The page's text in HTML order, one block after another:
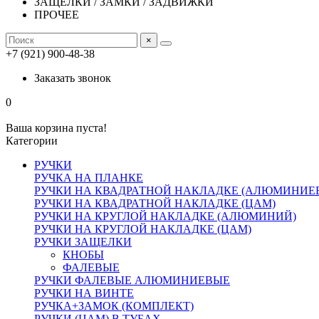
ПРОЧЕЕ
×
+7 (921) 900-48-38
Заказать звонок
0
Ваша корзина пуста!
Категории
РУЧКИ
РУЧКА НА ПЛАНКЕ
РУЧКИ НА КВАДРАТНОЙ НАКЛАДКЕ
РУЧКИ НА КВАДРАТНОЙ НАКЛАДКЕ (ЦАМ)
РУЧКИ НА КРУГЛОЙ НАКЛАДКЕ (АЛЮМИНИЙ)
РУЧКИ НА КРУГЛОЙ НАКЛАДКЕ (ЦАМ)
РУЧКИ ЗАЩЕЛКИ
КНОБЫ
ФАЛЕВЫЕ
РУЧКИ ФАЛЕВЫЕ АЛЮМИНИЕВЫЕ
РУЧКИ НА ВИНТЕ
РУЧКА+ЗАМОК (КОМПЛЕКТ)